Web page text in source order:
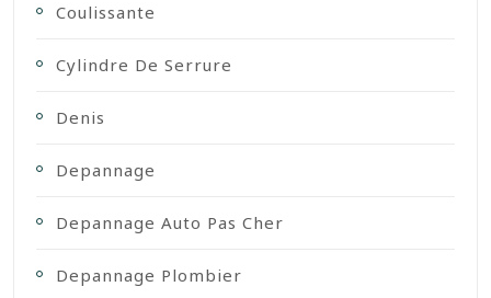
Coulissante
Cylindre De Serrure
Denis
Depannage
Depannage Auto Pas Cher
Depannage Plombier